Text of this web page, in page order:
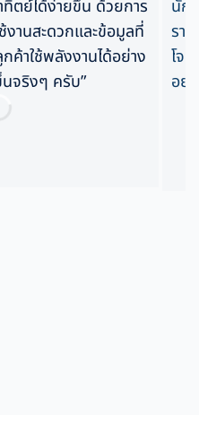
ตย์ได้ง่ายขึ้น ด้วยการ
านสะดวกและข้อมูลที่
ค้าใช้พลังงานได้อย่าง
จริงๆ ครับ”
นัก
รา
โจ
อย่